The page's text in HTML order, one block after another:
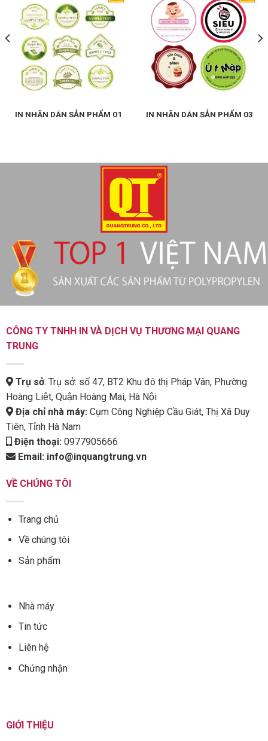
IN NHÃN DÁN SẢN PHẨM 01 IN NHÃN DÁN SẢN PHẨM 03
CÔNG TY TNHH IN VÀ DỊCH VỤ THƯƠNG MẠI QUANG
TRUNG
Trụ sở: Trụ sở: số 47, BT2 Khu đô thị Pháp Vân, Phường
Hoàng Liệt, Quận Hoàng Mai, Hà Nội
Địa chỉ nhà máy: Cụm Công Nghiệp Cầu Giát, Thị Xã Duy
Tiên, Tỉnh Hà Nam
Điện thoại: 0977905666
Email: info@inquangtrung.vn
VỀ CHÚNG TÔI
Trang chủ
Về chúng tôi
Sản phẩm
Nhà máy
Tin tức
Liên hệ
Chứng nhận
GIỚI THIỆU